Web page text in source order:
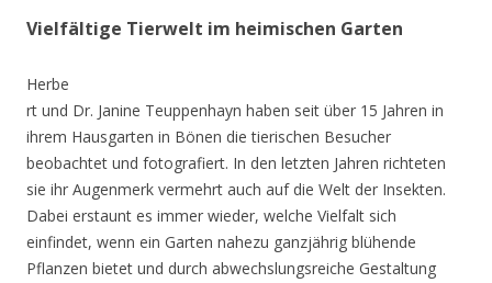
Vielfältige Tierwelt im heimischen Garten
Herbe
rt und Dr. Janine Teuppenhayn haben seit über 15 Jahren in
ihrem Hausgarten in Bönen die tierischen Besucher
beobachtet und fotografiert. In den letzten Jahren richteten
sie ihr Augenmerk vermehrt auch auf die Welt der Insekten.
Dabei erstaunt es immer wieder, welche Vielfalt sich
einfindet, wenn ein Garten nahezu ganzjährig blühende
Pflanzen bietet und durch abwechslungsreiche Gestaltung